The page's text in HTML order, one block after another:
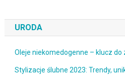
URODA
Oleje niekomedogenne – klucz
Stylizacje ślubne 2023: Trendy,